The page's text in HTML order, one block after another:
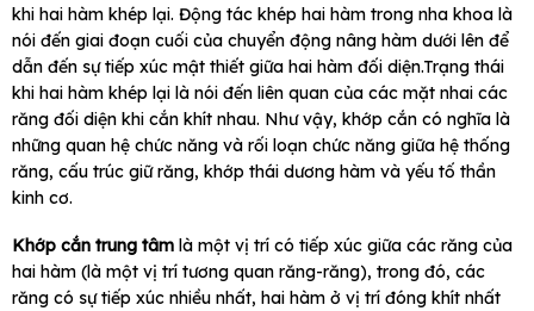
khi hai hàm khép lại. Động tác khép hai hàm trong nha khoa là
nói đến giai đoạn cuối của chuyển động nâng hàm dưới lên để
dẫn đến sự tiếp xúc mật thiết giữa hai hàm đối diện.Trạng thái
khi hai hàm khép lại là nói đến liên quan của các mặt nhai các
răng đối diện khi cắn khít nhau. Như vậy, khớp cắn có nghĩa là
những quan hệ chức năng và rối loạn chức năng giữa hệ thống
răng, cấu trúc giữ răng, khớp thái dương hàm và yếu tố thần
kinh cơ.
Khớp cắn trung tâm là một vị trí có tiếp xúc giữa các răng của
hai hàm (là một vị trí tương quan răng-răng), trong đó, các
răng có sự tiếp xúc nhiều nhất, hai hàm ở vị trí đóng khít nhất